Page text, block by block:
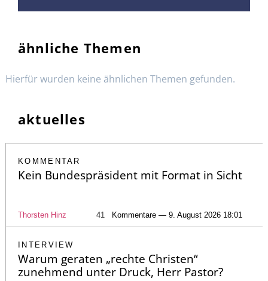
ähnliche Themen
Hierfür wurden keine ähnlichen Themen gefunden.
aktuelles
KOMMENTAR
Kein Bundespräsident mit Format in Sicht
Thorsten Hinz 41 Kommentare — 9. August 2026 18:01
INTERVIEW
Warum geraten „rechte Christen“
zunehmend unter Druck, Herr Pastor?